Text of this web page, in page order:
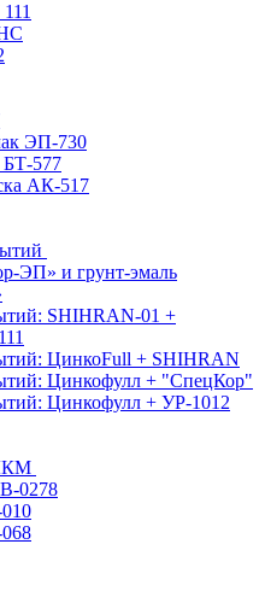
ЭП-730
577
АК-517
ЭП» и грунт-эмаль
SHIHRAN-01 +
ЦинкоFull + SHIHRAN
Цинкофулл + "СпецКор"
Цинкофулл + УР-1012
0278